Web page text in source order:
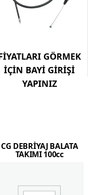
GÖRMEK
İÇİN BAYİ GİRİŞİ
YAPINIZ
CG DEBRİYAJ BALATA
TAKIMI 100cc